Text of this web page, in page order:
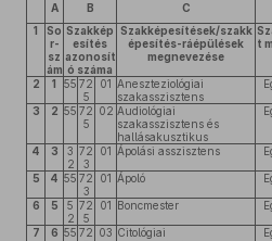
A B C
1
So
r-
sz
ám
Szakkép
esítés
azonosít
ó száma
Szakképesítések/szakk
épesítés-ráépülések
megnevezése
t
2 1 55 72
5
01 Aneszteziológiai
szakasszisztens
3
2 55 72
5
02 Audiológiai
szakasszisztens és
hallásakusztikus
4 3
3
2
72
3
01 Ápolási asszisztens
5
4 55 72
3
01 Ápoló
6
5
5
2
72
5
01 Boncmester
7
6 55 72 03 Citológiai